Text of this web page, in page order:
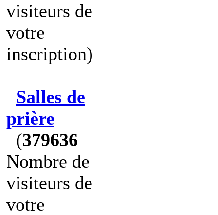
visiteurs de
votre
inscription)
Salles de
prière
(379636
Nombre de
visiteurs de
votre